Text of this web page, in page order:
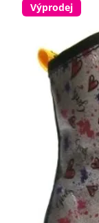
Výprodej